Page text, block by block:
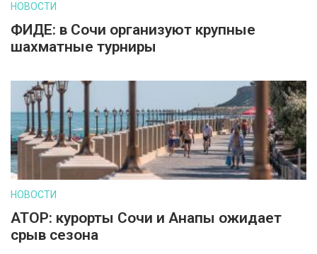
НОВОСТИ
ФИДЕ: в Сочи организуют крупные
шахматные турниры
НОВОСТИ
АТОР: курорты Сочи и Анапы ожидает
срыв сезона